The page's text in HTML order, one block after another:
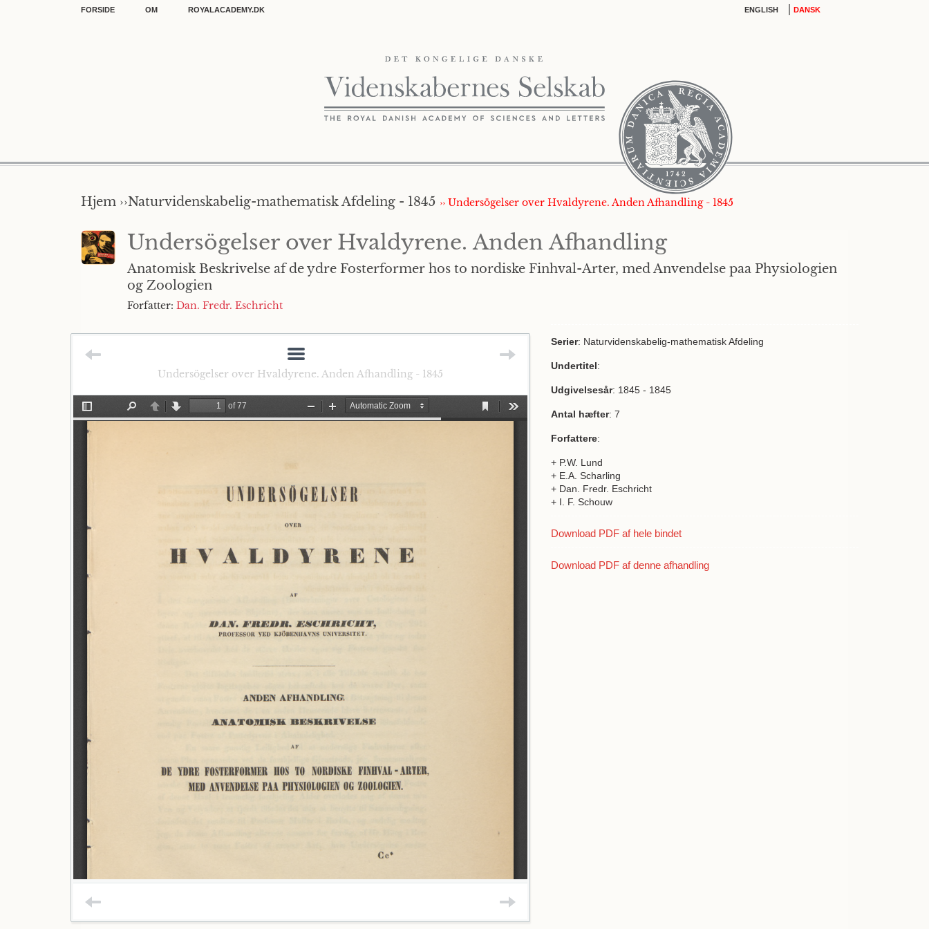
FORSIDE OM ROYALACADEMY.DK ENGLISH DANSK
Hjem ››Naturvidenskabelig-mathematisk Afdeling - 1845 ›› Undersögelser over Hvaldyrene. Anden Afhandling - 1845
Undersögelser over Hvaldyrene. Anden Afhandling
Anatomisk Beskrivelse af de ydre Fosterformer hos to nordiske Finhval-Arter, med Anvendelse paa Physiologien
og Zoologien
Forfatter: Dan. Fredr. Eschricht
Undersögelser over Hvaldyrene. Anden Afhandling - 1845
Serier: Naturvidenskabelig-mathematisk Afdeling
Undertitel:
Udgivelsesår: 1845 - 1845
Antal hæfter: 7
Forfattere:
+ P.W. Lund
+ E.A. Scharling
+ Dan. Fredr. Eschricht
+ I. F. Schouw
Download PDF af hele bindet
Download PDF af denne afhandling